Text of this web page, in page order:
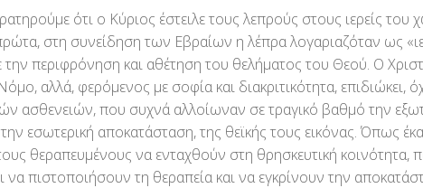
ότι ο Κύριος έστειλε τους λεπρούς στους ιερείς του
στη συνείδηση των Εβραίων η λέπρα λογαριαζόταν ως
την περιφρόνηση και αθέτηση του θελήματος του Θεού. Ο
αλλά, φερόμενος με σοφία και διακριτικότητα, επιδιώκει,
ασθενειών, που συχνά αλλοίωναν σε τραγικό βαθμό την
εσωτερική αποκατάσταση, της θεϊκής τους εικόνας. Όπως
θεραπευμένους να ενταχθούν στη θρησκευτική κοινότητα,
να πιστοποιήσουν τη θεραπεία και να εγκρίνουν την